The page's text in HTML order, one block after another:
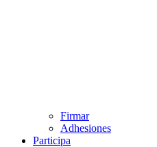
Firmar
Adhesiones
Participa